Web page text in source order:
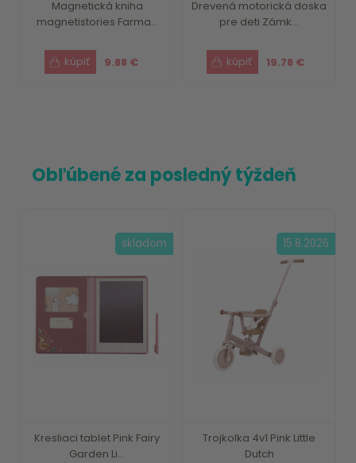
Magnetická kniha
magnetistories Farma...
9.88 €
Drevená motorická doska
pre deti Zámk...
19.78 €
Obľúbené za posledný týždeň
Kresliaci tablet Pink Fairy
Garden Li...
skladom
Trojkolka 4v1 Pink Little
Dutch
15.8.2026